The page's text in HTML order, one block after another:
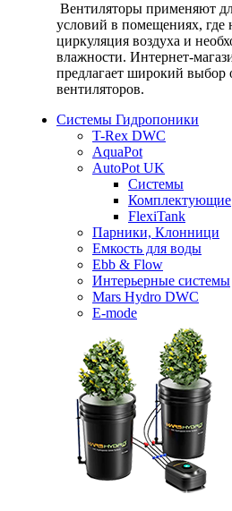
Вентиляторы применяют
условий в помещениях, где
циркуляция воздуха и
влажности. Интернет-
предлагает широкий
вентиляторов.
Системы Гидропоники
T-Rex DWC
AquaPot
AutoPot UK
Системы
Комплектующие
FlexiTank
Парники, Клонници
Емкость для воды
Ebb & Flow
Интерьерные системы
Mars Hydro DWC
E-mode